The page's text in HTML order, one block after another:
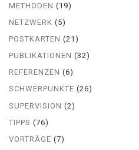
METHODEN (19)
NETZWERK (5)
POSTKARTEN (21)
PUBLIKATIONEN (32)
REFERENZEN (6)
SCHWERPUNKTE (26)
SUPERVISION (2)
TIPPS (76)
VORTRÄGE (7)